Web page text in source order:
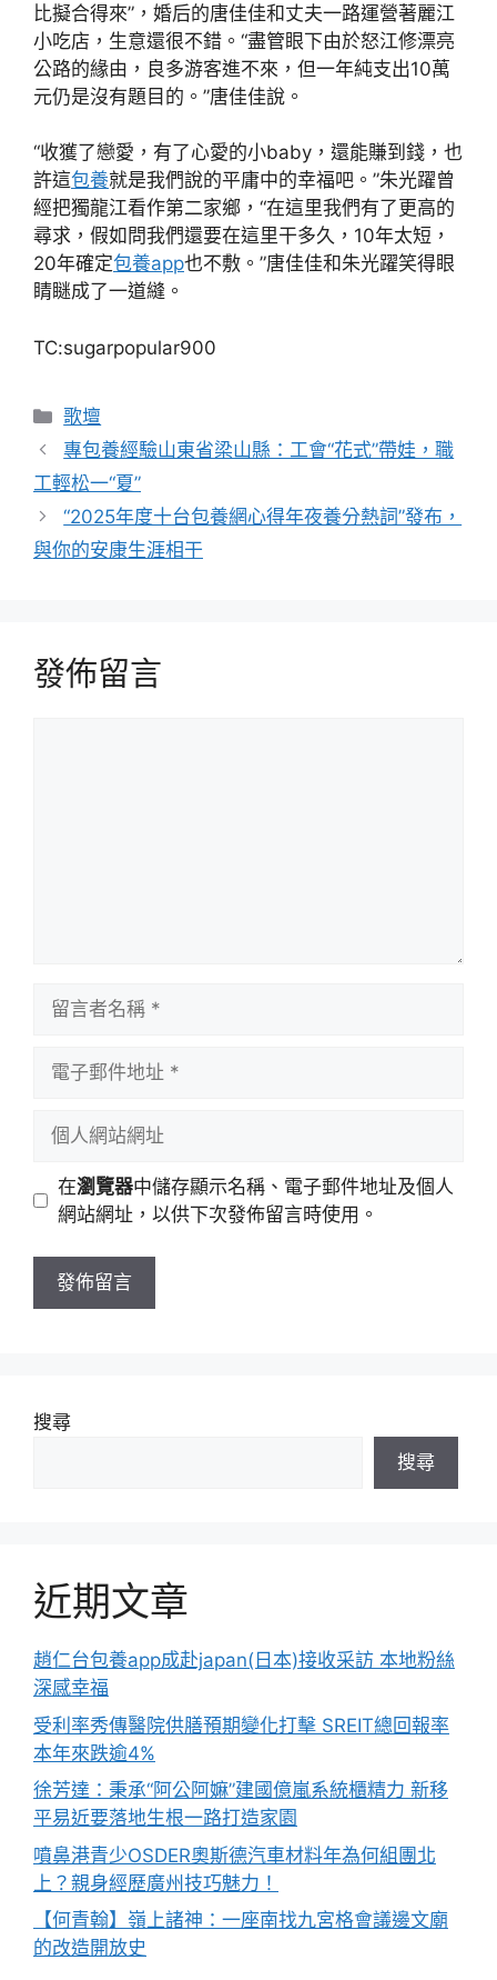
比擬合得來”，婚后的唐佳佳和丈夫一路運營著麗江
小吃店，生意還很不錯。“盡管眼下由於怒江修漂亮
公路的緣由，良多游客進不來，但一年純支出10萬
元仍是沒有題目的。”唐佳佳說。
“收獲了戀愛，有了心愛的小baby，還能賺到錢，也
許這包養就是我們說的平庸中的幸福吧。”朱光躍曾
經把獨龍江看作第二家鄉，“在這里我們有了更高的
尋求，假如問我們還要在這里干多久，10年太短，
20年確定包養app也不敷。”唐佳佳和朱光躍笑得眼
睛瞇成了一道縫。
TC:sugarpopular900
分
類
歌壇
專包養經驗山東省梁山縣：工會“花式”帶娃，職
工輕松一“夏”
“2025年度十台包養網心得年夜養分熱詞”發布，
與你的安康生涯相干
發佈留言
址
站
址
在瀏覽器中儲存顯示名稱、電子郵件地址及個人
網站網址，以供下次發佈留言時使用。
搜尋
搜尋
近期文章
趙仁台包養app成赴japan(日本)接收采訪 本地粉絲
深感幸福
受利率秀傳醫院供膳預期變化打擊 SREIT總回報率
本年來跌逾4%
徐芳達：秉承“阿公阿嫲”建國億嵐系統櫃精力 新移
平易近要落地生根一路打造家園
噴鼻港青少OSDER奧斯德汽車材料年為何組團北
上？親身經歷廣州技巧魅力！
【何青翰】嶺上諸神：一座南找九宮格會議邊文廟
的改造開放史